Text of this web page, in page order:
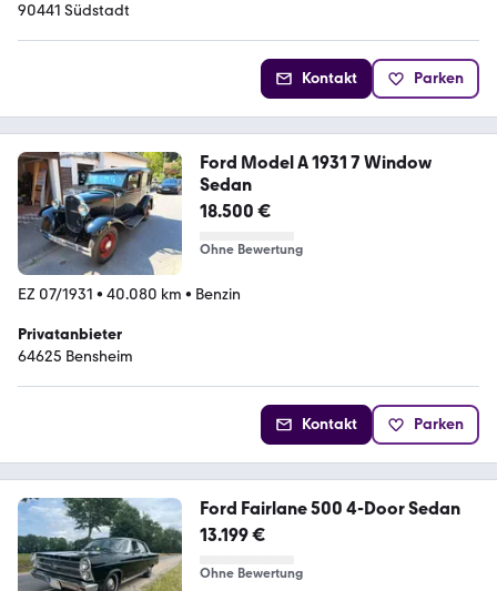
90441 Südstadt
Kontakt Parken
Ford Model A 1931 7 Window
Sedan
18.500 €
Ohne Bewertung
EZ 07/1931 • 40.080 km • Benzin
Privatanbieter
64625 Bensheim
Kontakt Parken
Ford Fairlane 500 4-Door Sedan
13.199 €
Ohne Bewertung